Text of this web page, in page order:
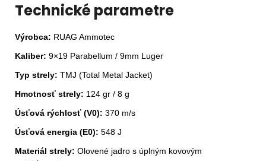
Technické parametre
Výrobca: RUAG Ammotec
Kaliber: 9×19 Parabellum / 9mm Luger
Typ strely: TMJ (Total Metal Jacket)
Hmotnosť strely: 124 gr / 8 g
Úsťová rýchlosť (V0): 370 m/s
Úsťová energia (E0): 548 J
Materiál strely: Olovené jadro s úplným kovovým